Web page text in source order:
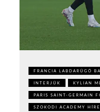
FRANCIA LABDARÚGÓ
INTERJÚK KYLIAN
PARIS SAINT-GERMAIN
SZOKODI ACADEMY